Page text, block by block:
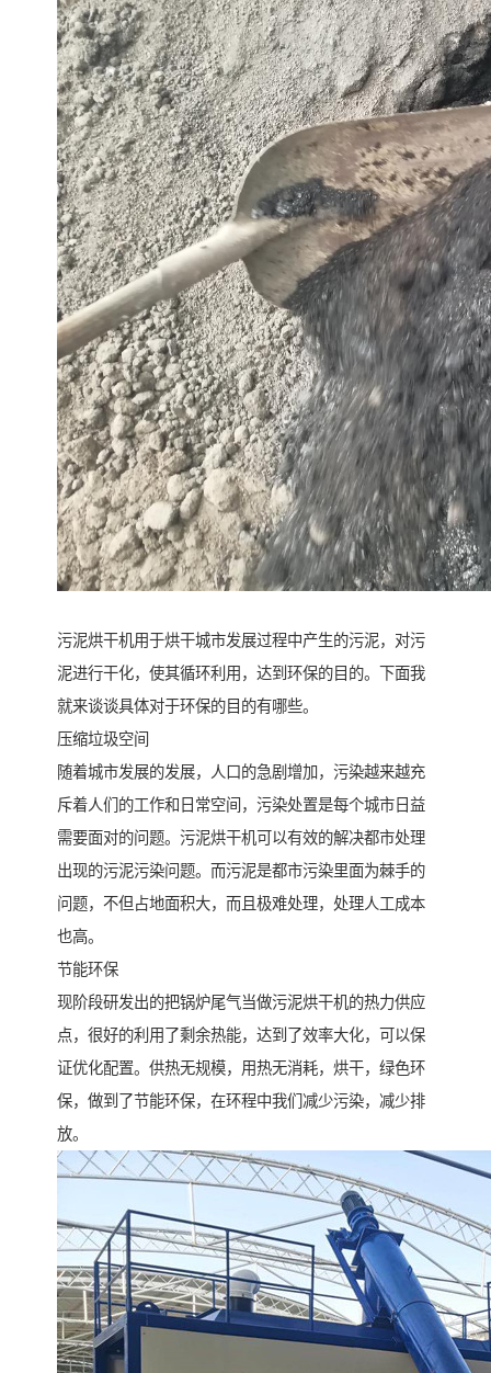
污泥烘干机用于烘干城市发展过程中产生的污泥，对污
泥进行干化，使其循环利用，达到环保的目的。下面我
就来谈谈具体对于环保的目的有哪些。
压缩垃圾空间
随着城市发展的发展，人口的急剧增加，污染越来越充
斥着人们的工作和日常空间，污染处置是每个城市日益
需要面对的问题。污泥烘干机可以有效的解决都市处理
出现的污泥污染问题。而污泥是都市污染里面为棘手的
问题，不但占地面积大，而且极难处理，处理人工成本
也高。
节能环保
现阶段研发出的把锅炉尾气当做污泥烘干机的热力供应
点，很好的利用了剩余热能，达到了效率大化，可以保
证优化配置。供热无规模，用热无消耗，烘干，绿色环
保，做到了节能环保，在环程中我们减少污染，减少排
放。